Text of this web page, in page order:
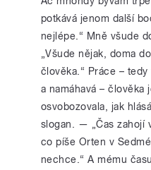
potkává jenom další
nejlépe.“ Mně všude
„Všude nějak, doma
člověka.“ Práce –
a namáhavá – člověka
osvobozovala, jak
slogan. — „Čas zahojí
co píše Orten v
nechce.“ A mému